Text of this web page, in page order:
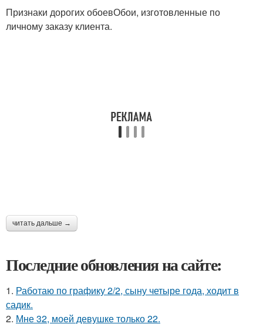
Признаки дорогих обоевОбои, изготовленные по
личному заказу клиента.
читать дальше →
Последние обновления на сайте:
1. Работаю по графику 2/2, сыну четыре года, ходит в
садик.
2. Мне 32, моей девушке только 22.